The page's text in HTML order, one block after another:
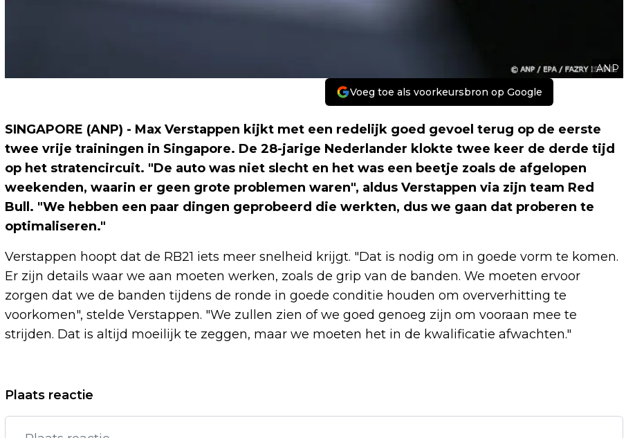
ANP
Voeg toe als voorkeursbron op Google
SINGAPORE (ANP) - Max Verstappen kijkt met een redelijk goed gevoel terug op de eerste
twee vrije trainingen in Singapore. De 28-jarige Nederlander klokte twee keer de derde tijd
op het stratencircuit. "De auto was niet slecht en het was een beetje zoals de afgelopen
weekenden, waarin er geen grote problemen waren", aldus Verstappen via zijn team Red
Bull. "We hebben een paar dingen geprobeerd die werkten, dus we gaan dat proberen te
optimaliseren."
Verstappen hoopt dat de RB21 iets meer snelheid krijgt. "Dat is nodig om in goede vorm te komen.
Er zijn details waar we aan moeten werken, zoals de grip van de banden. We moeten ervoor
zorgen dat we de banden tijdens de ronde in goede conditie houden om oververhitting te
voorkomen", stelde Verstappen. "We zullen zien of we goed genoeg zijn om vooraan mee te
strijden. Dat is altijd moeilijk te zeggen, maar we moeten het in de kwalificatie afwachten."
Vorig artikel
MINISTER BEN-GVIR WIL ARRESTANTEN
MILJOENEN DEMONSTRANTEN
Plaats reactie